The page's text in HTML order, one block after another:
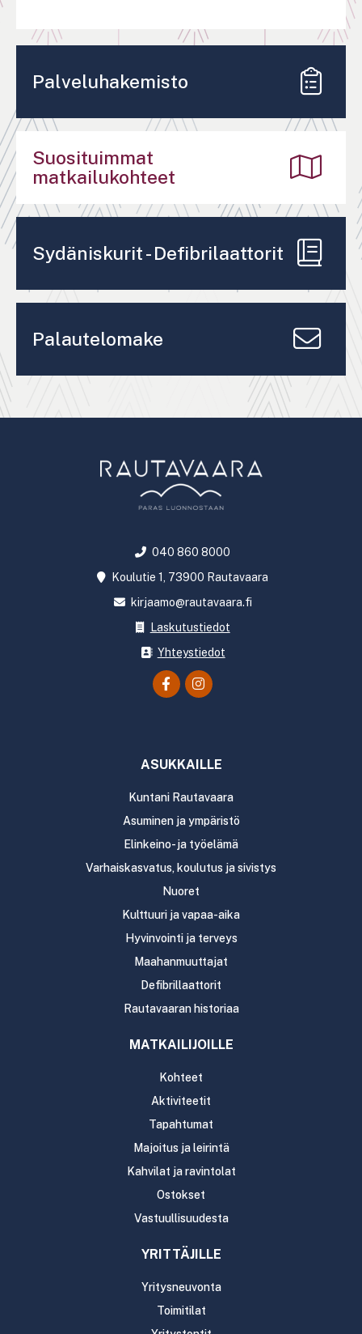
Palveluhakemisto
Suosituimmat
matkailukohteet
Sydäniskurit - Defibrilaattorit
Palautelomake
040 860 8000
Koulutie 1, 73900 Rautavaara
kirjaamo@rautavaara.fi
Laskutustiedot
Yhteystiedot
ASUKKAILLE
Kuntani Rautavaara
Asuminen ja ympäristö
Elinkeino- ja työelämä
Varhaiskasvatus, koulutus ja sivistys
Nuoret
Kulttuuri ja vapaa-aika
Hyvinvointi ja terveys
Maahanmuuttajat
Defibrillaattorit
Rautavaaran historiaa
MATKAILIJOILLE
Kohteet
Aktiviteetit
Tapahtumat
Majoitus ja leirintä
Kahvilat ja ravintolat
Ostokset
Vastuullisuudesta
YRITTÄJILLE
Yritysneuvonta
Toimitilat